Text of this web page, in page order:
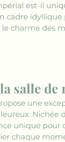
est-il
cadre
le charme des
salle
une
unique pour
chaque